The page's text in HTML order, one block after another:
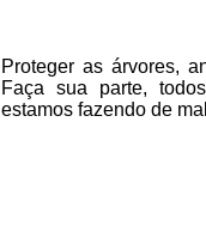
Proteger as árvores,
Faça sua parte,
estamos fazendo de